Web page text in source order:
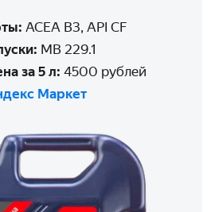
ACEA B3, API CF
MB 229.1
за 5 л: 4500 рублей
Маркет